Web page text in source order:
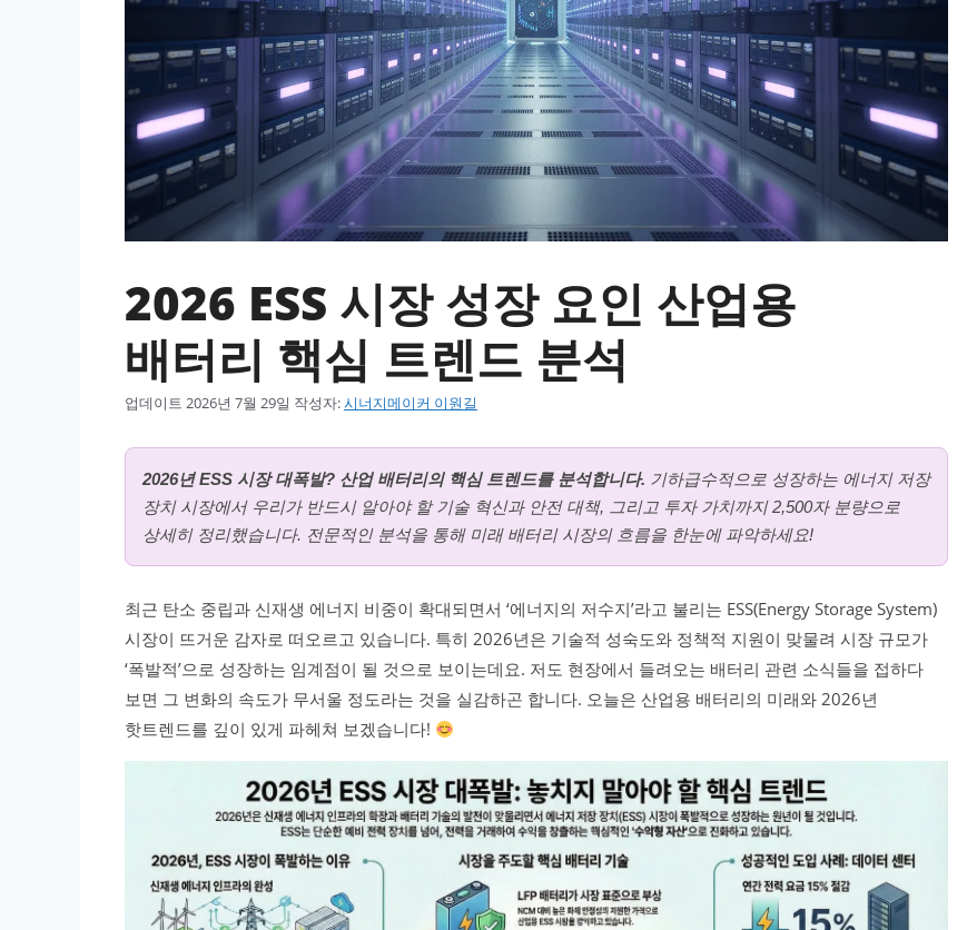
2026 ESS 시장 성장 요인 산업용
배터리 핵심 트렌드 분석
업데이트 2026년 7월 29일 작성자:시너지메이커 이원길
2026년 ESS 시장 대폭발? 산업 배터리의 핵심 트렌드를 분석합니다. 기하급수적으로 성장하는 에너지 저장
장치 시장에서 우리가 반드시 알아야 할 기술 혁신과 안전 대책, 그리고 투자 가치까지 2,500자 분량으로
상세히 정리했습니다. 전문적인 분석을 통해 미래 배터리 시장의 흐름을 한눈에 파악하세요!
최근 탄소 중립과 신재생 에너지 비중이 확대되면서 ‘에너지의 저수지’라고 불리는 ESS(Energy Storage System)
시장이 뜨거운 감자로 떠오르고 있습니다. 특히 2026년은 기술적 성숙도와 정책적 지원이 맞물려 시장 규모가
‘폭발적’으로 성장하는 임계점이 될 것으로 보이는데요. 저도 현장에서 들려오는 배터리 관련 소식들을 접하다
보면 그 변화의 속도가 무서울 정도라는 것을 실감하곤 합니다. 오늘은 산업용 배터리의 미래와 2026년
핫트렌드를 깊이 있게 파헤쳐 보겠습니다!